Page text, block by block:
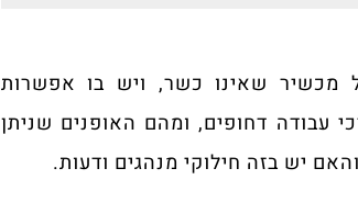
מכשיר שאינו כשר, ויש בו אפשרות
עבודה דחופים, ומהם האופנים שניתן
יש בזה חילוקי מנהגים ודעות.